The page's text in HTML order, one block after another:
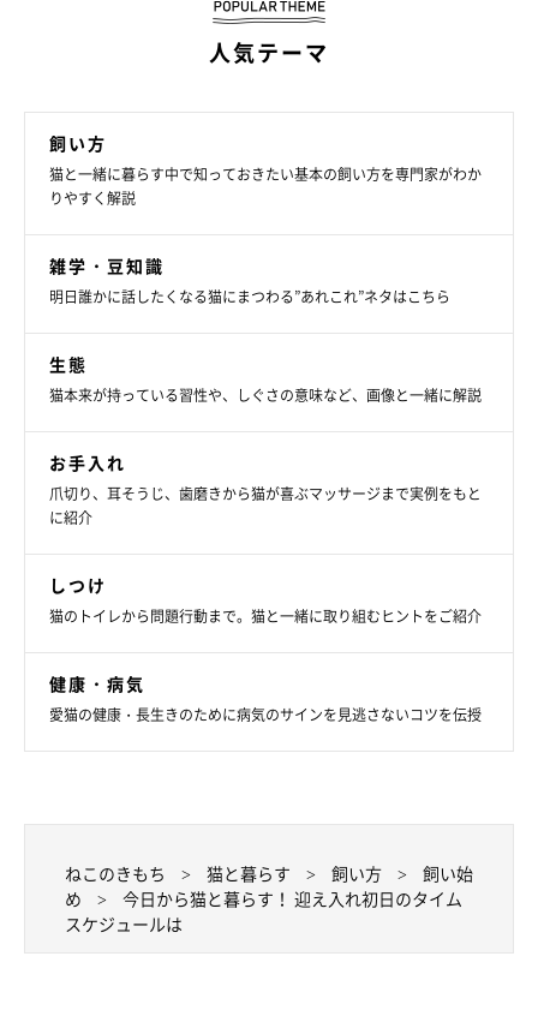
フードを少量ずつ与えていく
ねこのきもち投稿写真ギャラリー
食事は、 食べ慣れているフードを今まで使っていたものと同じよ
うな器に入れ、元いた場所と同じタイミングで与えましょう。
緊張でなかなか食べないときは、人肌に温めたり、柔らかくした
りしてから与えてみましょう。トイレに連れて行って排泄を促す
人気テーマ
飼い方
猫と一緒に暮らす中で知っておきたい基本の飼い方を専門家がわか
りやすく解説
雑学・豆知識
明日誰かに話したくなる猫にまつわる”あれこれ”ネタはこちら
生態
猫本来が持っている習性や、しぐさの意味など、画像と一緒に解説
お手入れ
爪切り、耳そうじ、歯磨きから猫が喜ぶマッサージまで実例をもと
に紹介
しつけ
猫のトイレから問題行動まで。猫と一緒に取り組むヒントをご紹介
健康・病気
愛猫の健康・長生きのために病気のサインを見逃さないコツを伝授
ねこのきもち 猫と暮らす 飼い方
飼い始
め
今日から猫と暮らす！ 迎え入れ初日のタイム
スケジュールは